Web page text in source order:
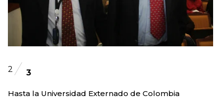
2 3
Hasta la Universidad Externado de Colombia